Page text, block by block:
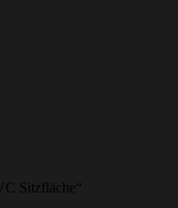
Sitzfläche“